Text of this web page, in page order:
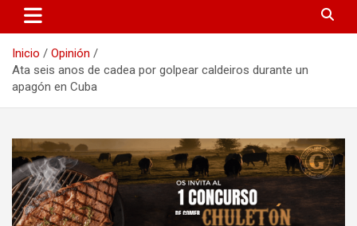
Inicio
Opinión
Ata seis anos de cadea por golpear caldeiros durante un
apagón en Cuba